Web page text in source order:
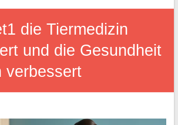
die Tiermedizin
und die Gesundheit
verbessert